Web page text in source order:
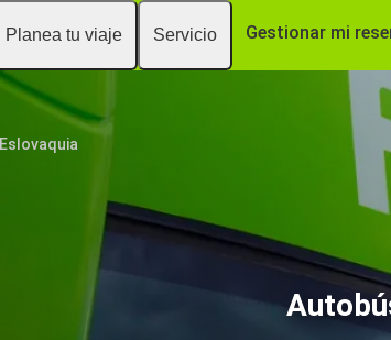
Planea tu viaje Servicio Gestionar mi
Eslovaquia